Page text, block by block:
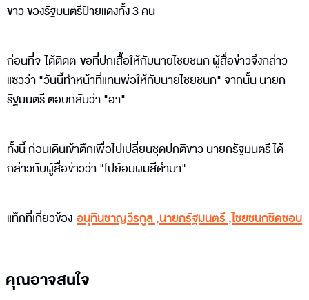
ขาว ของรัฐมนตรีป้ายแดงทั้ง 3 คน
ก่อนที่จะได้ติดตะขอที่ปกเสื้อให้กับนายไชยชนก ผู้สื่อข่าวจึงกล่าว
แซวว่า "วันนี้ทำหน้าที่แทนพ่อให้กับนายไชยชนก" จากนั้น นายก
รัฐมนตรี ตอบกลับว่า "อา"
ทั้งนี้ ก่อนเดินเข้าตึกเพื่อไปเปลี่ยนชุดปกติขาว นายกรัฐมนตรี ได้
กล่าวกับผู้สื่อข่าวว่า "ไปย้อมผมสีดำมา"
แท็กที่เกี่ยวข้อง อนุทินชาญวีรกูล,นายกรัฐมนตรี,ไชยชนกชิดชอบ
คุณอาจสนใจ